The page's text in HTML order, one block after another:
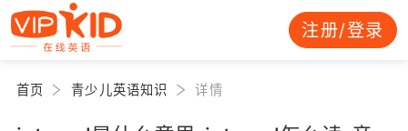
注册/登录
首页 青少儿英语知识 详情